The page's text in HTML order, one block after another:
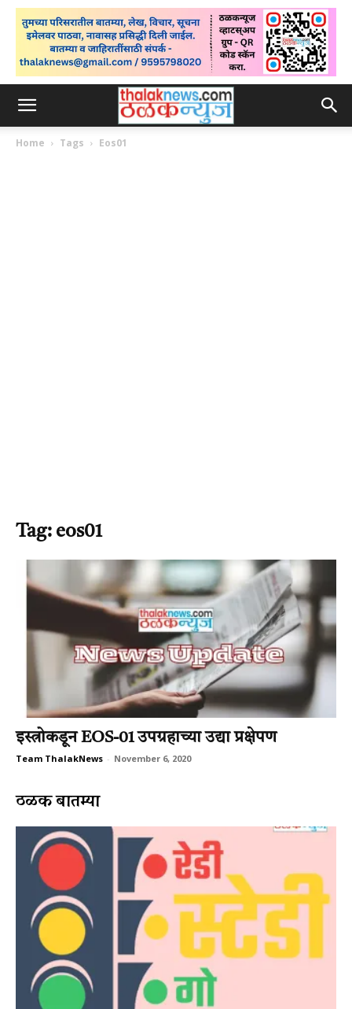
Home Tags Eos01
Tag: eos01
इस्त्रोकडून EOS-01 उपग्रहाच्या उद्या प्रक्षेपण
Team ThalakNews - November 6, 2020
ठळक बातम्या